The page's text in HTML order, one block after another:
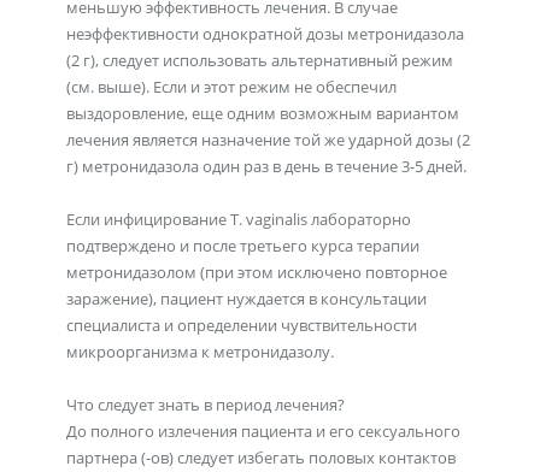
меньшую эффективность лечения. В случае
неэффективности однократной дозы метронидазола
(2 г), следует использовать альтернативный режим
(см. выше). Если и этот режим не обеспечил
выздоровление, еще одним возможным вариантом
лечения является назначение той же ударной дозы (2
г) метронидазола один раз в день в течение 3-5 дней.
Если инфицирование T. vaginalis лабораторно
подтверждено и после третьего курса терапии
метронидазолом (при этом исключено повторное
заражение), пациент нуждается в консультации
специалиста и определении чувствительности
микроорганизма к метронидазолу.
Что следует знать в период лечения?
До полного излечения пациента и его сексуального
партнера (-ов) следует избегать половых контактов